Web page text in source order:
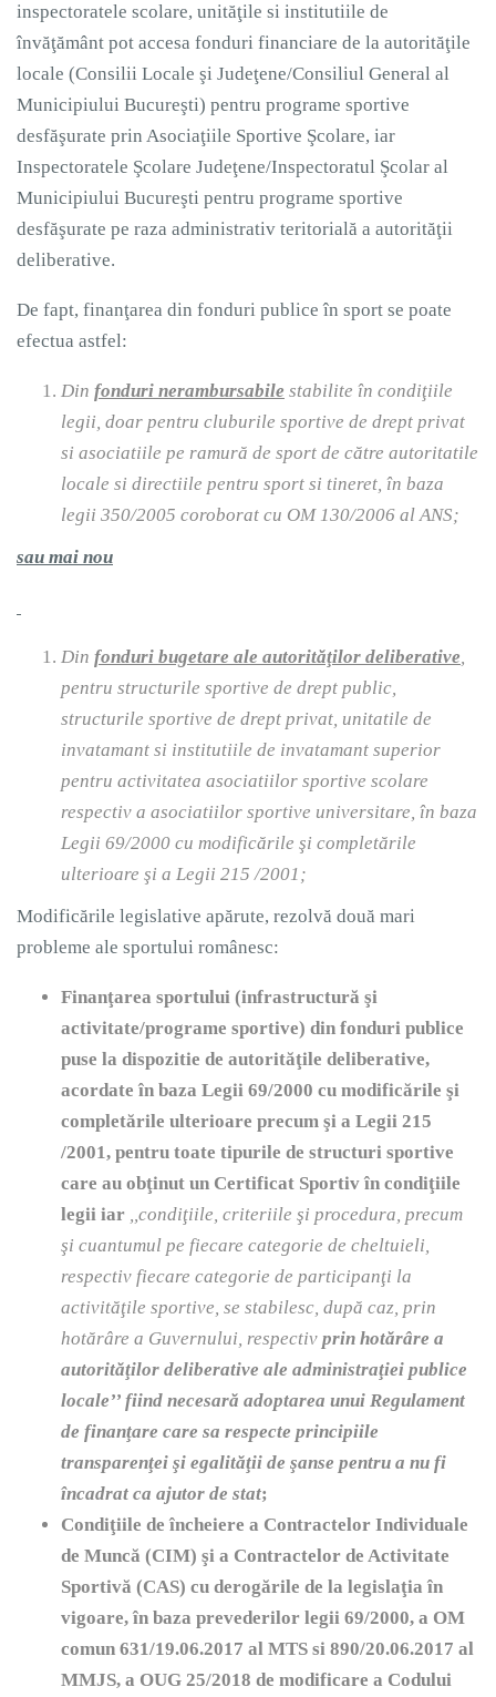
inspectoratele scolare, unităţile si institutiile de
învăţământ pot accesa fonduri financiare de la autorităţile
locale (Consilii Locale şi Judeţene/Consiliul General al
Municipiului Bucureşti) pentru programe sportive
desfăşurate prin Asociaţiile Sportive Şcolare, iar
Inspectoratele Şcolare Judeţene/Inspectoratul Şcolar al
Municipiului Bucureşti pentru programe sportive
desfăşurate pe raza administrativ teritorială a autorităţii
deliberative.
De fapt, finanţarea din fonduri publice în sport se poate
efectua astfel:
Din fonduri nerambursabile stabilite în condiţiile
legii, doar pentru cluburile sportive de drept privat
si asociatiile pe ramură de sport de către autoritatile
locale si directiile pentru sport si tineret, în baza
legii 350/2005 coroborat cu OM 130/2006 al ANS;
sau mai nou
Din fonduri bugetare ale autorităţilor deliberative,
pentru structurile sportive de drept public,
structurile sportive de drept privat, unitatile de
invatamant si institutiile de invatamant superior
pentru activitatea asociatiilor sportive scolare
respectiv a asociatiilor sportive universitare, în baza
Legii 69/2000 cu modificările şi completările
ulterioare şi a Legii 215 /2001;
Modificările legislative apărute, rezolvă două mari
probleme ale sportului românesc:
Finanţarea sportului (infrastructură şi
activitate/programe sportive) din fonduri publice
puse la dispozitie de autorităţile deliberative,
acordate în baza Legii 69/2000 cu modificările şi
completările ulterioare precum şi a Legii 215
/2001, pentru toate tipurile de structuri sportive
care au obţinut un Certificat Sportiv în condiţiile
legii iar ,,condiţiile, criteriile şi procedura, precum
şi cuantumul pe fiecare categorie de cheltuieli,
respectiv fiecare categorie de participanţi la
activităţile sportive, se stabilesc, după caz, prin
hotărâre a Guvernului, respectiv prin hotărâre a
autorităţilor deliberative ale administraţiei publice
locale’’ fiind necesară adoptarea unui Regulament
de finanţare care sa respecte principiile
transparenţei şi egalităţii de şanse pentru a nu fi
încadrat ca ajutor de stat;
Condiţiile de încheiere a Contractelor Individuale
de Muncă (CIM) şi a Contractelor de Activitate
Sportivă (CAS) cu derogările de la legislaţia în
vigoare, în baza prevederilor legii 69/2000, a OM
comun 631/19.06.2017 al MTS si 890/20.06.2017 al
MMJS, a OUG 25/2018 de modificare a Codului